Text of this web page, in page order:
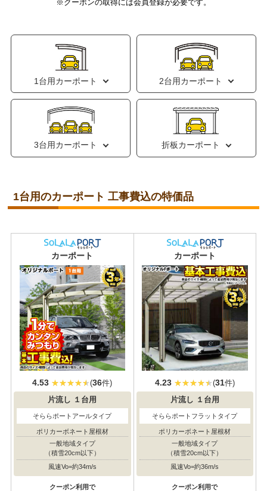
※クーポンの取得には会員登録が必要です。
1台用カーポート 2台用カーポート
3台用カーポート 折板カーポート
1台用のカーポート 工事費込の特価品
カーポート
4.53 (36件)
片流し １台用
そららポートアールタイプ
ポリカーボネート屋根材
一般地域タイプ
（積雪20cm以下）
風速Vo=約34m/s
クーポン利用で
カーポート
4.23 (31件)
片流し １台用
そららポートフラットタイプ
ポリカーボネート屋根材
一般地域タイプ
（積雪20cm以下）
風速Vo=約36m/s
クーポン利用で